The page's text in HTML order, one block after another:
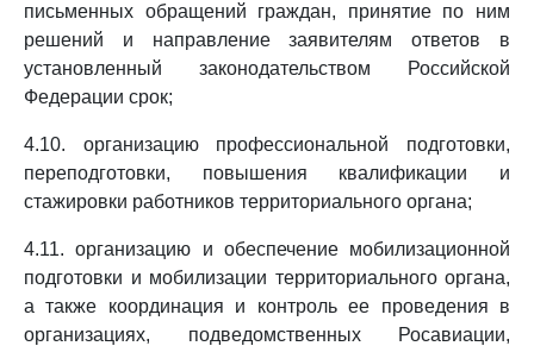
письменных обращений граждан, принятие по ним
решений и направление заявителям ответов в
установленный законодательством Российской
Федерации срок;
4.10. организацию профессиональной подготовки,
переподготовки, повышения квалификации и
стажировки работников территориального органа;
4.11. организацию и обеспечение мобилизационной
подготовки и мобилизации территориального органа,
а также координация и контроль ее проведения в
организациях, подведомственных Росавиации,